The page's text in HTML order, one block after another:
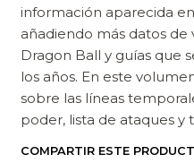
información aparecida
añadiendo más datos de
Dragon Ball y guías que
los años. En este
sobre las líneas
poder, lista de ataques y
COMPARTIR ESTE